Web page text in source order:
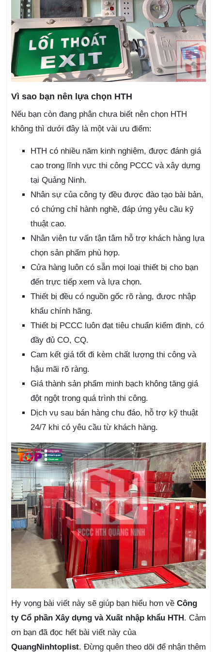
Vì sao bạn nên lựa chọn HTH
Nếu bạn còn đang phân chưa biết nên chọn HTH
không thì dưới đây là một vài ưu điểm:
HTH có nhiều năm kinh nghiệm, được đánh giá
cao trong lĩnh vực thi công PCCC và xây dựng
tại Quảng Ninh.
Nhân sự của công ty đều được đào tạo bài bản,
có chứng chỉ hành nghề, đáp ứng yêu cầu kỹ
thuật cao.
Nhân viên tư vấn tận tâm hỗ trợ khách hàng lựa
chọn sản phẩm phù hợp.
Cửa hàng luôn có sẵn mọi loại thiết bị cho bạn
đến trực tiếp xem và lựa chọn.
Thiết bị đều có nguồn gốc rõ ràng, được nhập
khẩu chính hãng.
Thiết bị PCCC luôn đạt tiêu chuẩn kiểm định, có
đầy đủ CO, CQ.
Cam kết giá tốt đi kèm chất lượng thi công và
hậu mãi rõ ràng.
Giá thành sản phẩm minh bạch không tăng giá
đột ngột trong quá trình thi công.
Dịch vụ sau bán hàng chu đáo, hỗ trợ kỹ thuật
24/7 khi có yêu cầu từ khách hàng.
Hy vọng bài viết này sẽ giúp bạn hiểu hơn về Công
ty Cổ phần Xây dựng và Xuất nhập khẩu HTH. Cảm
ơn bạn đã đọc hết bài viết này của
QuangNinhtoplist. Đừng quên theo dõi để nhận thêm